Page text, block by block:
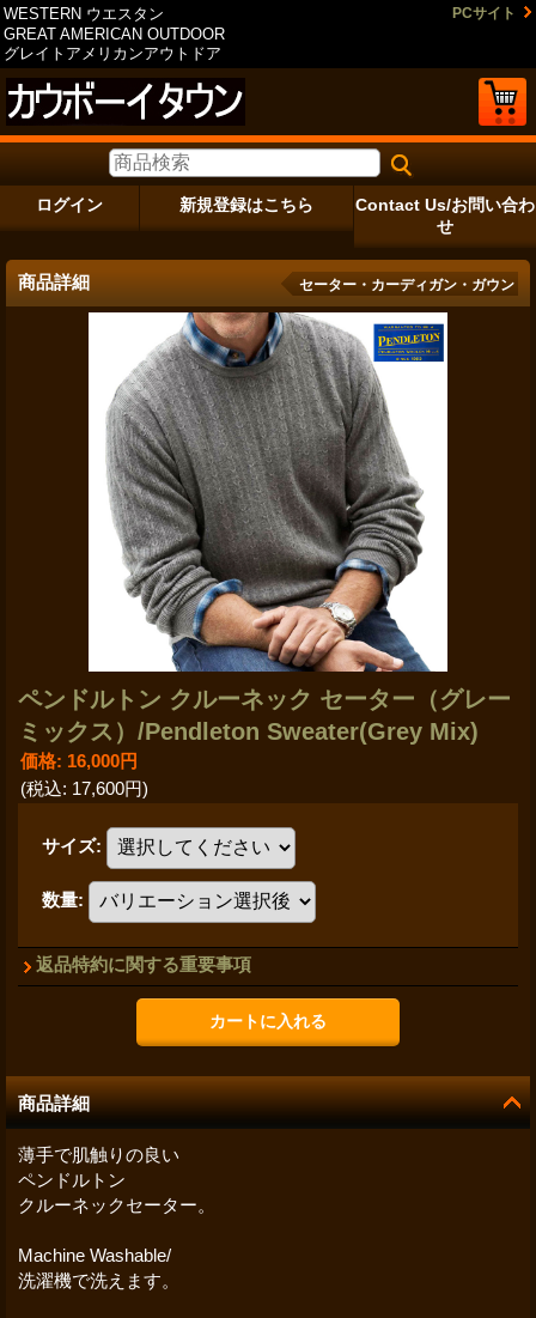
WESTERN ウエスタン
GREAT AMERICAN OUTDOOR
グレイトアメリカンアウトドア
PCサイト
ログイン 新規登録はこちら
Contact Us/お問い合わ
せ
商品詳細 セーター・カーディガン・ガウン
ペンドルトン クルーネック セーター（グレー
ミックス）/Pendleton Sweater(Grey Mix)
価格: 16,000円
(税込: 17,600円)
サイズ:
数量:
返品特約に関する重要事項
商品詳細
薄手で肌触りの良い
ペンドルトン
クルーネックセーター。
Machine Washable/
洗濯機で洗えます。